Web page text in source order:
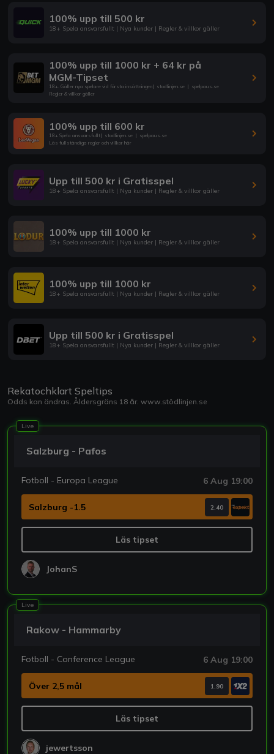
100% upp till 500 kr
18+ Spela ansvarsfullt | Nya kunder | Regler & villkor gäller
100% upp till 1000 kr + 64 kr på
MGM-Tipset
18+. Gäller nya spelare vid första insättningen| stodlinjen.se | spelpaus.se
Regler & villkor gäller
100% upp till 600 kr
18+ Spela ansvarsfullt| stodlinjen.se | spelpaus.se
Läs fullständiga regler och villkor här
Upp till 500 kr i Gratisspel
18+ Spela ansvarsfullt | Nya kunder | Regler & villkor gäller
100% upp till 1000 kr
18+ Spela ansvarsfullt | Nya kunder | Regler & villkor gäller
100% upp till 1000 kr
18+ Spela ansvarsfullt | Nya kunder | Regler & villkor gäller
Upp till 500 kr i Gratisspel
18+ Spela ansvarsfullt | Nya kunder | Regler & villkor gäller
Rekatochklart Speltips
Odds kan ändras. Åldersgräns 18 år. www.stödlinjen.se
Live
Salzburg - Pafos
Fotboll - Europa League 6 Aug 19:00
Salzburg -1.5 2.40
Läs tipset
JohanS
Live
Rakow - Hammarby
Fotboll - Conference League 6 Aug 19:00
Över 2,5 mål 1.90
Läs tipset
jewertsson